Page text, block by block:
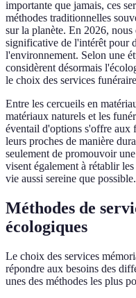
importante que jamais, ces
méthodes traditionnelles
sur la planète. En 2026,
significative de l'intérêt pour
l'environnement. Selon une
considèrent désormais
le choix des services
Entre les cercueils en
matériaux naturels et les
éventail d'options s'offre aux
leurs proches de manière
seulement de promouvoir
visent également à rétablir
vie aussi sereine que possible.
Méthodes de
écologiques
Le choix des services
répondre aux besoins des
unes des méthodes les plus